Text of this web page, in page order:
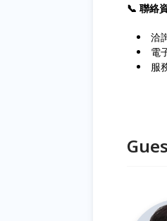
📞 聯絡
洽
電
服